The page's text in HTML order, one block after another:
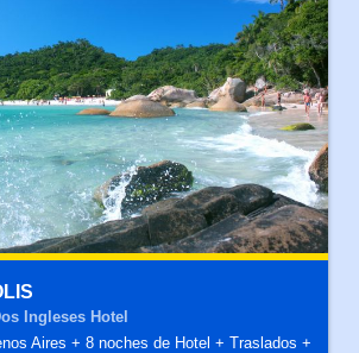
Ingleses Hotel
Aires + 8 noches de Hotel + Traslados +